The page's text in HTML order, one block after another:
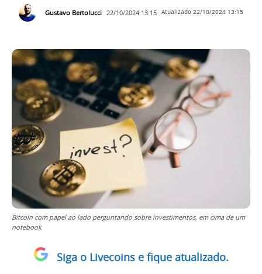
Gustavo Bertolucci 22/10/2024 13:15 Atualizado 22/10/2024 13:15
Bitcoin com papel ao lado perguntando sobre investimentos, em cima de um
notebook
Siga o Livecoins e fique atualizado.